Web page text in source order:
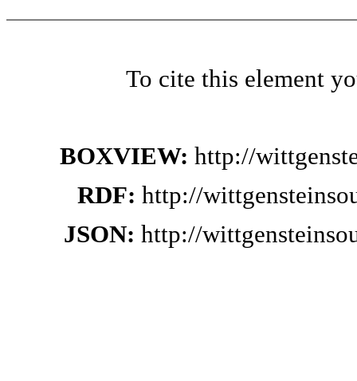
To cite this element
BOXVIEW: http://
RDF: http://
JSON: http://